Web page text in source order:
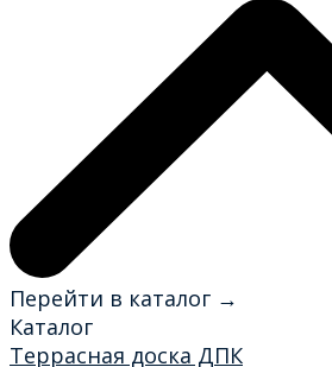
Перейти в каталог →
Каталог
Террасная доска ДПК